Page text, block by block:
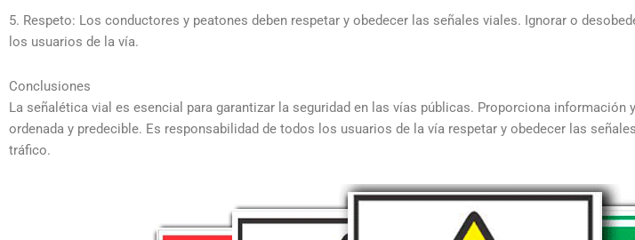
5. Respeto: Los conductores y peatones deben respetar y obedecer las señales viales. Ignorar o
los usuarios de la vía.
Conclusiones
La señalética vial es esencial para garantizar la seguridad en las vías públicas. Proporciona
ordenada y predecible. Es responsabilidad de todos los usuarios de la vía respetar y obedecer las
tráfico.